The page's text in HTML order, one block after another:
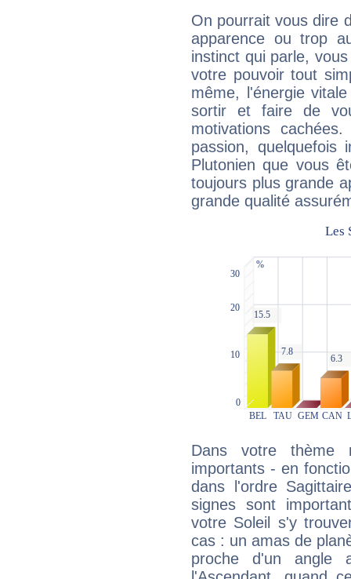
On pourrait vous dire
apparence ou trop
instinct qui parle,
votre pouvoir tout
même, l'énergie
sortir et faire de
motivations
passion, quelquefois
Plutonien que vous
toujours plus grande
grande qualité
Dans votre thème
importants - en
dans l'ordre
signes sont
votre Soleil s'y
cas : un amas de
proche d'un